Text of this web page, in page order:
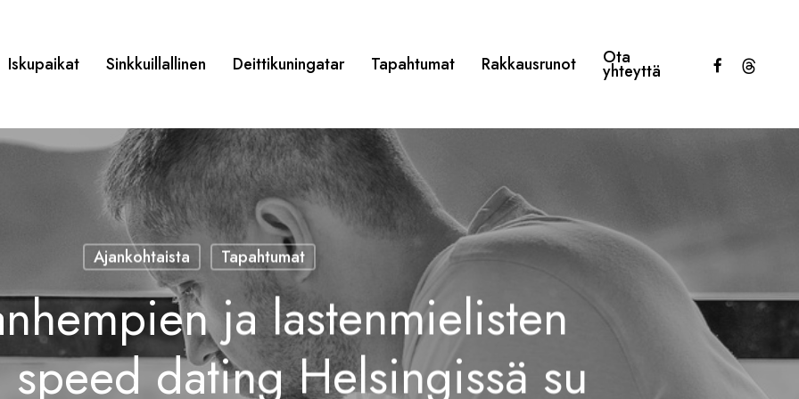
Iskupaikat Sinkkuillallinen Deittikuningatar Tapahtumat Rakkausrunot Ota
yhteyttä facebookthreads
Ajankohtaista Tapahtumat
ja lastenmielisten
dating Helsingissä su